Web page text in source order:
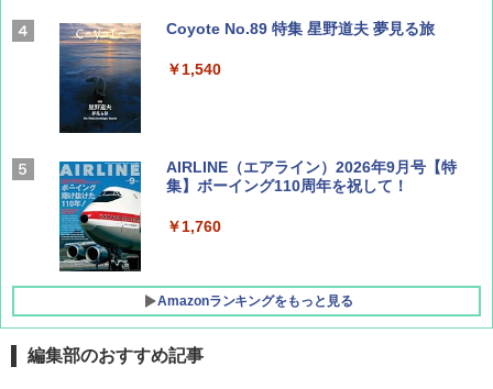
Coyote No.89 特集 星野道夫 夢見る旅
￥1,540
AIRLINE（エアライン）2026年9月号【特
集】ボーイング110周年を祝して！
￥1,760
Amazonランキングをもっと見る
編集部のおすすめ記事